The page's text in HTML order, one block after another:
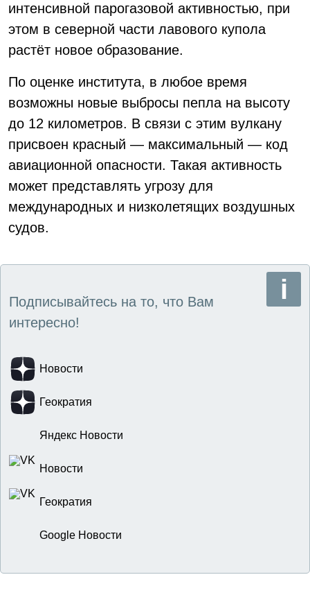
интенсивной парогазовой активностью, при
этом в северной части лавового купола
растёт новое образование.
По оценке института, в любое время
возможны новые выбросы пепла на высоту
до 12 километров. В связи с этим вулкану
присвоен красный — максимальный — код
авиационной опасности. Такая активность
может представлять угрозу для
международных и низколетящих воздушных
судов.
Подписывайтесь на то, что Вам
интересно!
Новости
Геократия
Яндекс Новости
Новости
Геократия
Google Новости